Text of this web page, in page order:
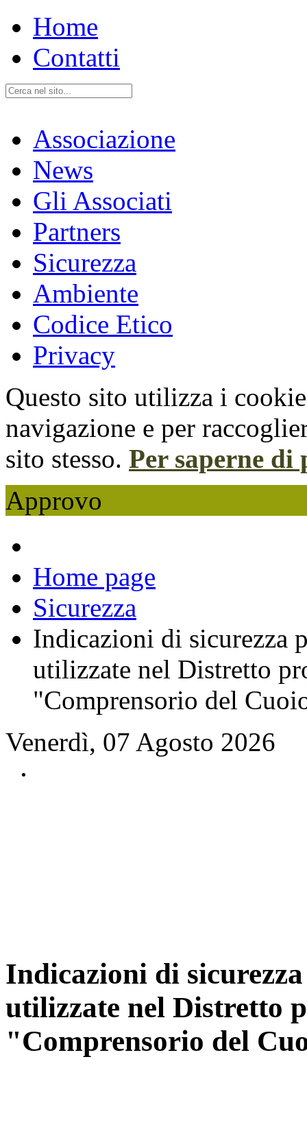
Home
Contatti
Associazione
News
Gli Associati
Partners
Sicurezza
Ambiente
Codice Etico
Privacy
Questo sito utilizza i
navigazione e per
sito stesso. Per saperne di
Approvo
Home page
Sicurezza
Indicazioni di sicurezza
utilizzate nel Distretto
"Comprensorio del
Venerdì, 07 Agosto 2026
Indicazioni di
utilizzate nel Distretto
"Comprensorio del